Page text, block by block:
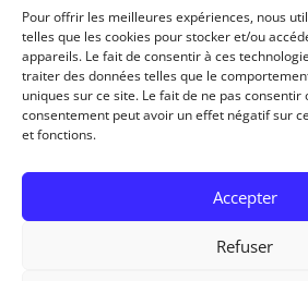
Pour offrir les meilleures expériences, nous
telles que les cookies pour stocker et/ou
appareils. Le fait de consentir à ces
traiter des données telles que le
uniques sur ce site. Le fait de ne pas
consentement peut avoir un effet négatif sur
et fonctions.
Accepter
Refuser
Les Moteurs Pas à Pas
Projets Processing
Amélioration de l’habitat
Tir sportif
Fichiers dessin
Fichiers dessin
Contact et mentions légales